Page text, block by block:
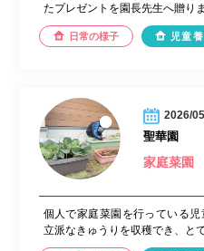
たプレゼントを園長先生へ贈り
日常の様子 児童
2026/
聖華園
家庭菜園
個人で家庭菜園を行っている
立派なきゅうりを収穫でき、と